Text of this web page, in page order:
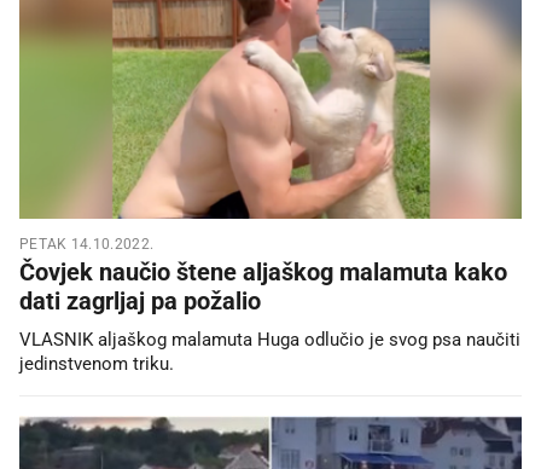
PETAK 14.10.2022.
Čovjek naučio štene aljaškog malamuta kako
dati zagrljaj pa požalio
VLASNIK aljaškog malamuta Huga odlučio je svog psa naučiti
jedinstvenom triku.